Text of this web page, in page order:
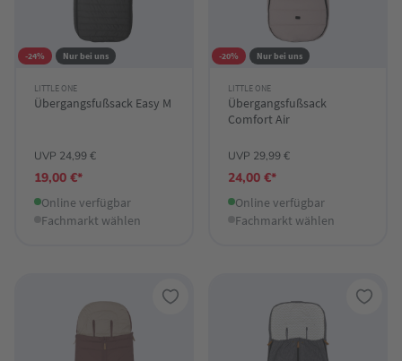
-24% Nur bei uns
LITTLE ONE
Übergangsfußsack Easy M
UVP 24,99 €
19,00 €*
Online verfügbar
Fachmarkt wählen
-20% Nur bei uns
LITTLE ONE
Übergangsfußsack
Comfort Air
UVP 29,99 €
24,00 €*
Online verfügbar
Fachmarkt wählen